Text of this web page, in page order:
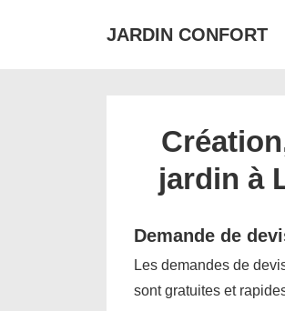
JARDIN CONFORT
jardin à
Demande de
Les demandes de
sont gratuites et